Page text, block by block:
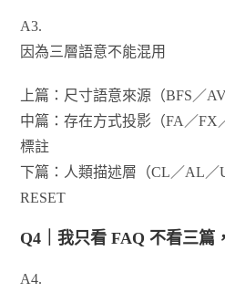
A3.
因為三層語意不能混用
上篇：尺寸語意來源（BFS／
中篇：存在方式投影（FA／FX
標註
下篇：人類描述層（CL／AL
RESET
Q4｜我只看 FAQ 不看三篇
A4.